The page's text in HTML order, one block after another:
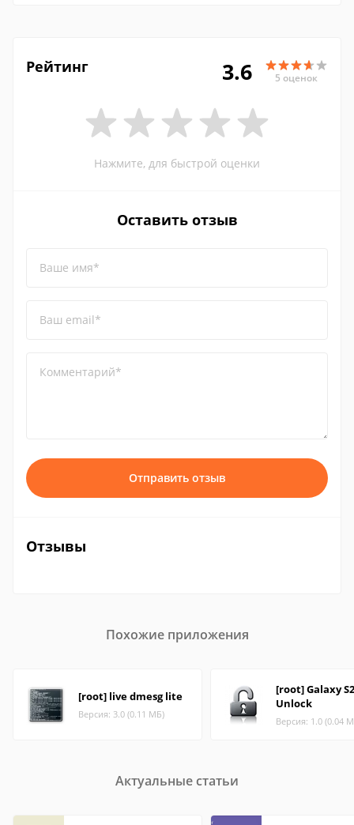
Рейтинг 3.6 5 оценок
Нажмите, для быстрой оценки
Оставить отзыв
Ваше имя*
Ваш email*
Комментарий*
Отправить отзыв
Отзывы
Похожие приложения
[root] live dmesg lite
Версия: 3.0 (0.11 МБ)
[root] Galaxy
Unlock
Версия: 1.0 (0.04
Актуальные статьи